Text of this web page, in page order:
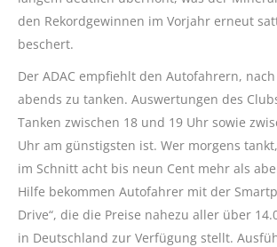
den Rekordgewinnen im Vorjahr erneut
beschert.
Der ADAC empfiehlt den Autofahrern,
abends zu tanken. Auswertungen des
Tanken zwischen 18 und 19 Uhr sowie
Uhr am günstigsten ist. Wer morgens
im Schnitt acht bis neun Cent mehr als
Hilfe bekommen Autofahrer mit der
Drive“, die die Preise nahezu aller über
in Deutschland zur Verfügung stellt.